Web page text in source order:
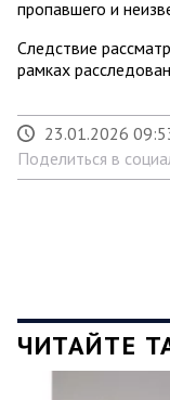
пропавшего и
Следствие
рамках
23.01.2026
Поделиться в
ЧИТАЙТЕ